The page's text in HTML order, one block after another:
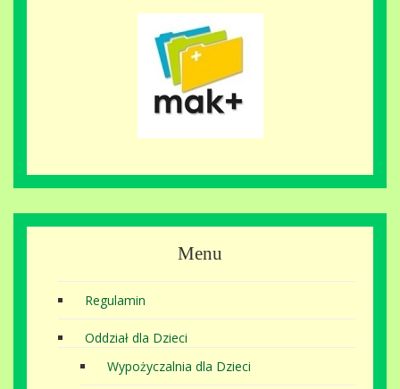
Menu
Regulamin
Oddział dla Dzieci
Wypożyczalnia dla Dzieci